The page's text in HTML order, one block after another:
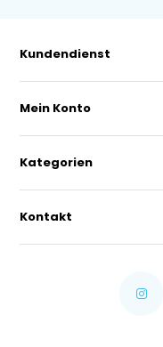
Kundendienst
Mein Konto
Kategorien
Kontakt